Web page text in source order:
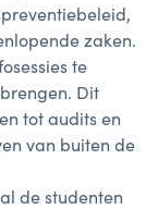
zaken.
te
Dit
tot audits en
van buiten de
de studenten